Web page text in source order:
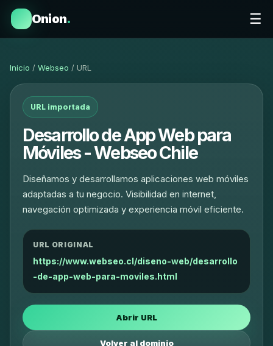
Onion. ☰
Inicio / Webseo / URL
URL importada
Desarrollo de App Web para
Móviles - Webseo Chile
Diseñamos y desarrollamos aplicaciones web móviles
adaptadas a tu negocio. Visibilidad en internet,
navegación optimizada y experiencia móvil eficiente.
URL ORIGINAL
https://www.webseo.cl/diseno-web/desarrollo
-de-app-web-para-moviles.html
Abrir URL
Volver al dominio